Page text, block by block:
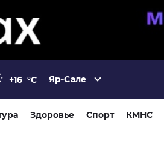
+16 °C Яр-Сале
Здоровье Спорт КМНС